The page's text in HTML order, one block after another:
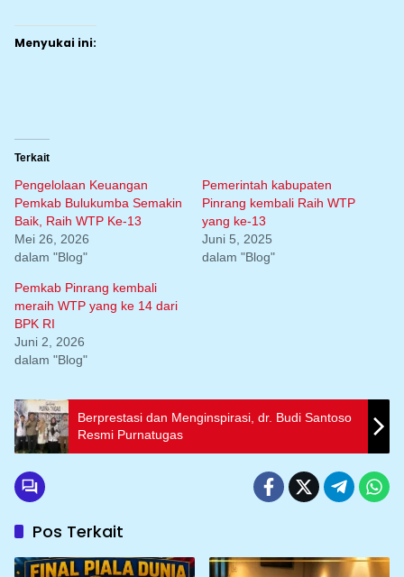
Menyukai ini:
Terkait
Pengelolaan Keuangan
Pemkab Bulukumba Semakin
Baik, Raih WTP Ke-13
Mei 26, 2026
dalam "Blog"
Pemerintah kabupaten
Pinrang kembali Raih WTP
yang ke-13
Juni 5, 2025
dalam "Blog"
Pemkab Pinrang kembali
meraih WTP yang ke 14 dari
BPK RI
Juni 2, 2026
dalam "Blog"
Berprestasi dan Menginspirasi, dr. Budi Santoso
Resmi Purnatugas
Pos Terkait